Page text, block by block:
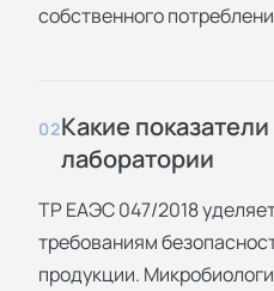
собственного
02Какие
лаборатории
ТР ЕАЭС 047/2018
требованиям
продукции.